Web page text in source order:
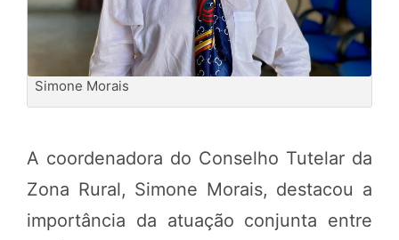
Simone Morais
A coordenadora do Conselho Tutelar da
Zona Rural, Simone Morais, destacou a
importância da atuação conjunta entre